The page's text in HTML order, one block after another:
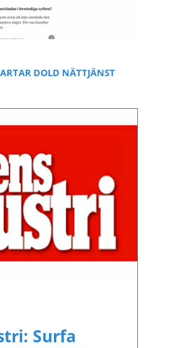
DOLD NÄTTJÄNST
Surfa